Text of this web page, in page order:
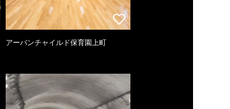
アーバンチャイルド保育園上町